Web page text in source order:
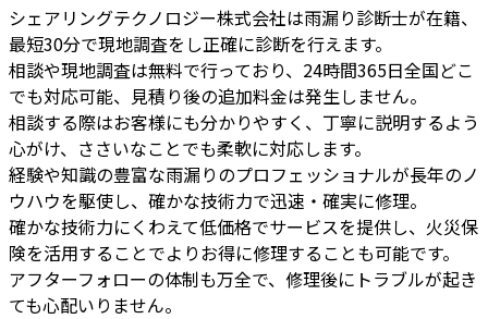
シェアリングテクノロジー株式会社は雨漏り診断士が在籍、
最短30分で現地調査をし正確に診断を行えます。
相談や現地調査は無料で行っており、24時間365日全国どこ
でも対応可能、見積り後の追加料金は発生しません。
相談する際はお客様にも分かりやすく、丁寧に説明するよう
心がけ、ささいなことでも柔軟に対応します。
経験や知識の豊富な雨漏りのプロフェッショナルが長年のノ
ウハウを駆使し、確かな技術力で迅速・確実に修理。
確かな技術力にくわえて低価格でサービスを提供し、火災保
険を活用することでよりお得に修理することも可能です。
アフターフォローの体制も万全で、修理後にトラブルが起き
ても心配いりません。